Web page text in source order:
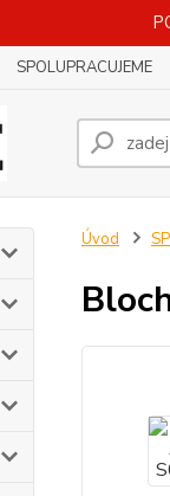
SPOLUPRACUJEME
Úvod